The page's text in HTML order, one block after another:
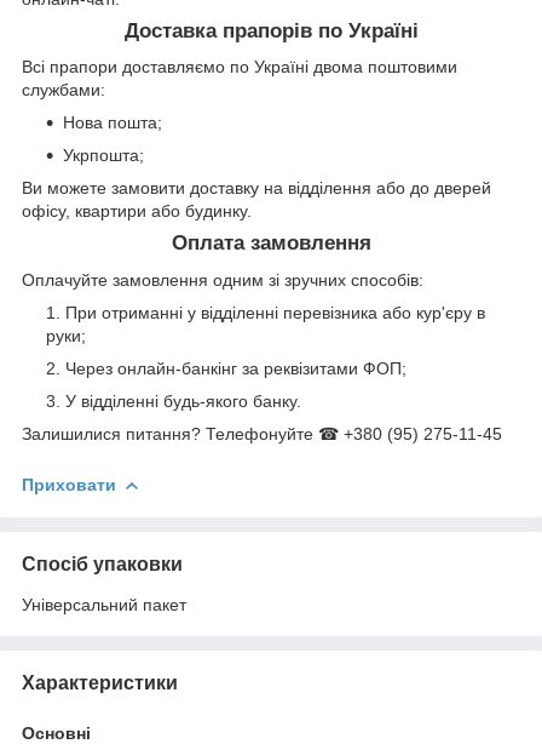
Доставка прапорів по Україні
Всі прапори доставляємо по Україні двома поштовими
службами:
Нова пошта;
Укрпошта;
Ви можете замовити доставку на відділення або до дверей
офісу, квартири або будинку.
Оплата замовлення
Оплачуйте замовлення одним зі зручних способів:
При отриманні у відділенні перевізника або кур'єру в
руки;
Через онлайн-банкінг за реквізитами ФОП;
У відділенні будь-якого банку.
Залишилися питання? Телефонуйте ☎ +380 (95) 275-11-45
Приховати
Спосіб упаковки
Універсальний пакет
Характеристики
Основні